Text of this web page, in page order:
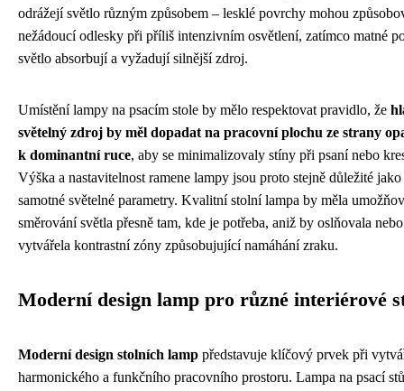
odrážejí světlo různým způsobem – lesklé povrchy mohou
nežádoucí odlesky při příliš intenzivním osvětlení, zatímco matné
světlo absorbují a vyžadují silnější zdroj.
Umístění lampy na psacím stole by mělo respektovat pravidlo, že
světelný zdroj by měl dopadat na pracovní plochu ze strany
k dominantní ruce, aby se minimalizovaly stíny při psaní nebo
Výška a nastavitelnost ramene lampy jsou proto stejně důležité jako
samotné světelné parametry. Kvalitní stolní lampa by měla
směrování světla přesně tam, kde je potřeba, aniž by oslňovala nebo
vytvářela kontrastní zóny způsobujující namáhání zraku.
Moderní design lamp pro různé interiérové
Moderní design stolních lamp představuje klíčový prvek při
harmonického a funkčního pracovního prostoru. Lampa na psací